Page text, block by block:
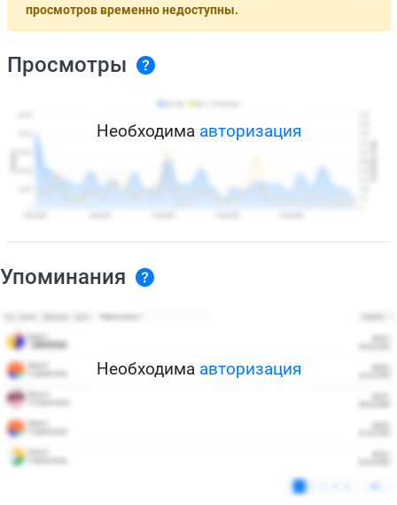
просмотров временно недоступны.
Просмотры
Необходима авторизация
Упоминания
Необходима авторизация